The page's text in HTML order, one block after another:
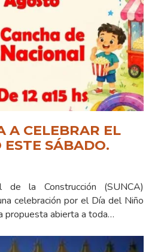
A CELEBRAR EL
SÁBADO.
de la Construcción (SUNCA)
celebración por el Día del Niño
propuesta abierta a toda…